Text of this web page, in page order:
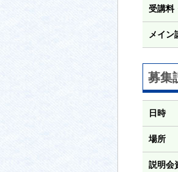
受講料
メイン
募集
日時
場所
説明会